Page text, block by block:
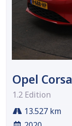
Opel Corsa
1.2 Edition
13.527 km